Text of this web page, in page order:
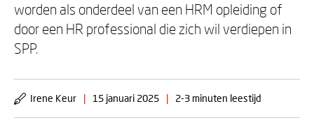
worden als onderdeel van een HRM opleiding of
door een HR professional die zich wil verdiepen in
SPP.
Irene Keur | 15 januari 2025 | 2-3 minuten leestijd